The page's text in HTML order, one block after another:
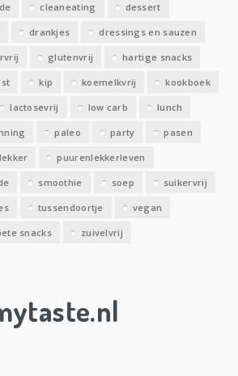
cleaneating dessert
drankjes dressings en sauzen
glutenvrij hartige snacks
kip koemelkvrij kookboek
lactosevrij low carb lunch
paleo party pasen
puurenlekkerleven
smoothie soep suikervrij
tussendoortje vegan
snacks zuivelvrij